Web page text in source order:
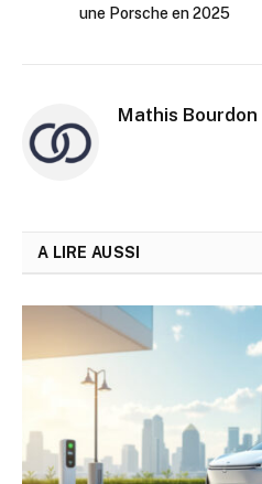
une Porsche en 2025
Mathis Bourdon
A LIRE AUSSI